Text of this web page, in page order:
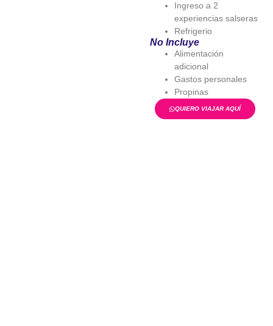
Ingreso a 2
experiencias salseras
Refrigerio
No Incluye
Alimentación
adicional
Gastos personales
Propinas
QUIERO VIAJAR AQUÍ